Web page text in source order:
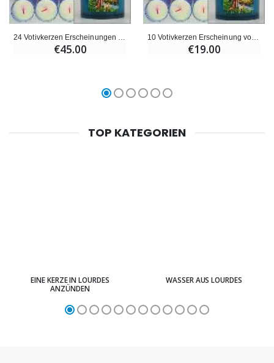
€45.00
10 Votivkerzen Erscheinung von Lourdes - Blau
€19.00
TOP KATEGORIEN
EINE KERZE IN LOURDES
ANZÜNDEN
WASSER AUS LOURDES